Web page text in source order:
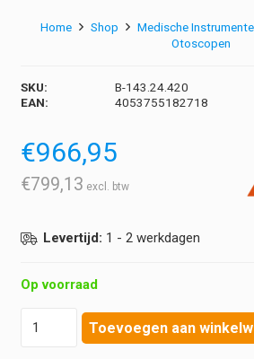
Home Shop Medische
Otoscopen
SKU:
B-143.24.420
EAN:
4053755182718
€966,95
€799,13
Levertijd: 1 - 2 werkdagen
Op voorraad
Toevoegen aan